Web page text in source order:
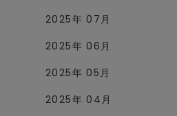
2025年 07月
2025年 06月
2025年 05月
2025年 04月